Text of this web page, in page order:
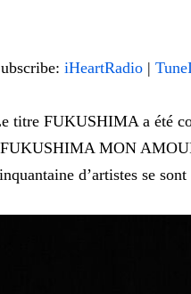
iHeartRadio|
titre FUKUSHIMA a été
MON
d’artistes se